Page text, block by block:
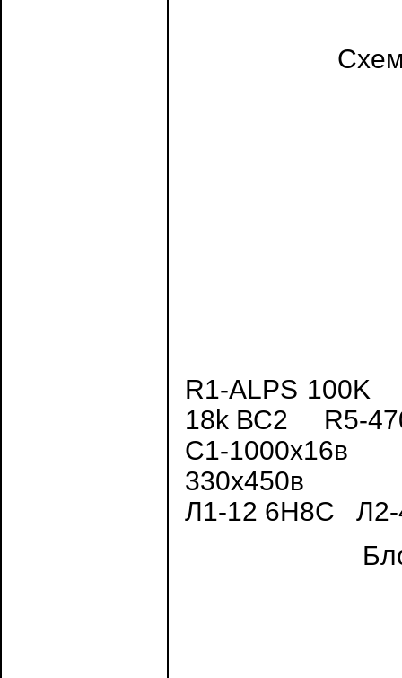
R1-ALPS
18k ВС2 R5-
С1-
330х450в
Л1-12 6Н8С